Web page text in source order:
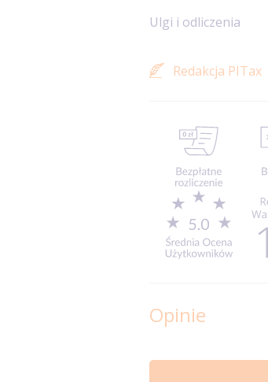
Ulgi i odliczenia
Redakcja PITax
Opinie